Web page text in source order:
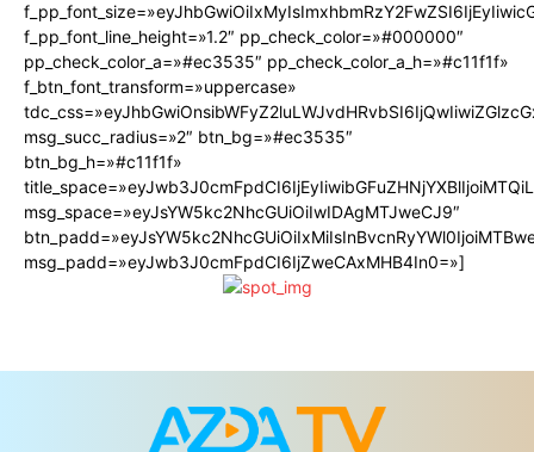
f_pp_font_line_height=»1.2″ pp_check_color=»#000000″
pp_check_color_a=»#ec3535″ pp_check_color_a_h=»#c11f1f»
f_btn_font_transform=»uppercase»
msg_succ_radius=»2″ btn_bg=»#ec3535″
btn_bg_h=»#c11f1f»
msg_space=»eyJsYW5kc2NhcGUiOiIwIDAgMTJweCJ9″
msg_padd=»eyJwb3J0cmFpdCI6IjZweCAxMHB4In0=»]